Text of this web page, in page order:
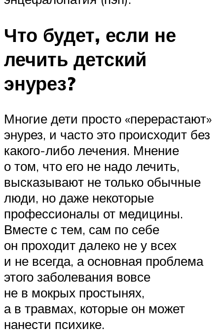
Что будет, если не
лечить детский
энурез?
Многие дети просто «перерастают»
энурез, и часто это происходит без
какого-либо лечения. Мнение
о том, что его не надо лечить,
высказывают не только обычные
люди, но даже некоторые
профессионалы от медицины.
Вместе с тем, сам по себе
он проходит далеко не у всех
и не всегда, а основная проблема
этого заболевания вовсе
не в мокрых простынях,
а в травмах, которые он может
нанести психике.